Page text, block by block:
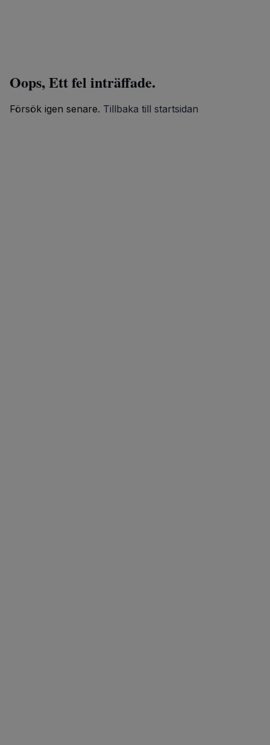
Oops, Ett fel inträffade.
Försök igen senare. Tillbaka till startsidan